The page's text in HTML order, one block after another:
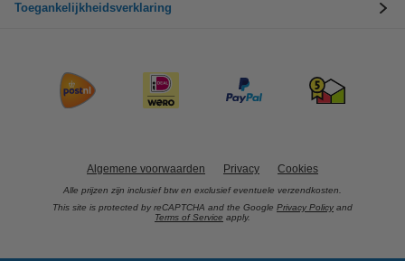
Toegankelijkheidsverklaring
Algemene voorwaarden Privacy Cookies
Alle prijzen zijn inclusief btw en exclusief eventuele verzendkosten.
This site is protected by reCAPTCHA and the Google Privacy Policy and
Terms of Service apply.